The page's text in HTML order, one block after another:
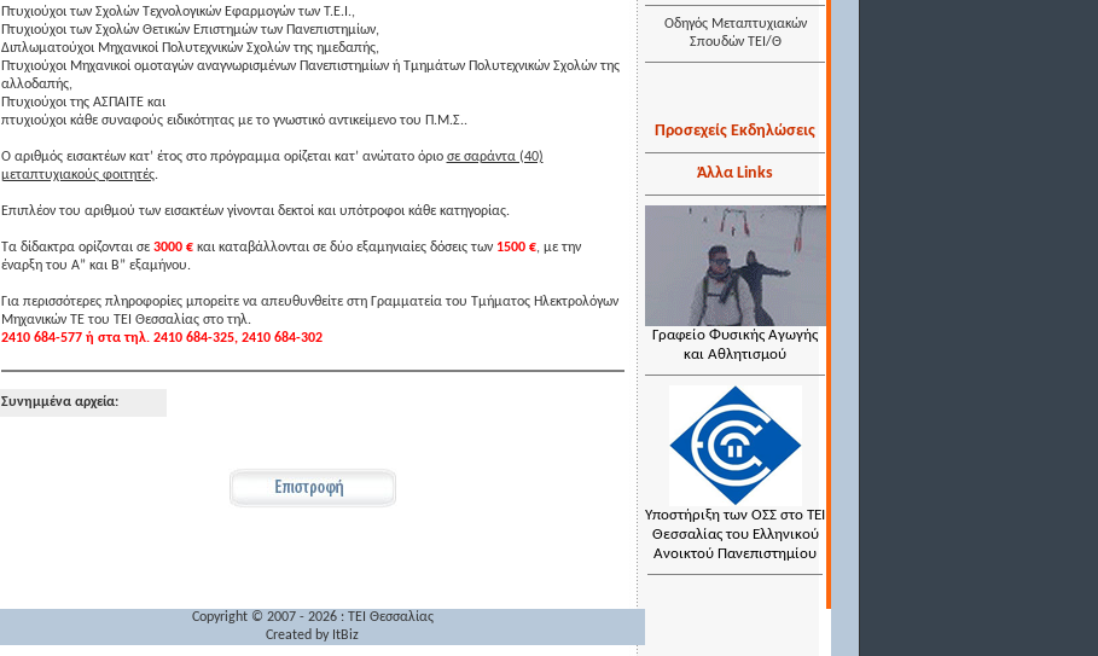
Πτυχιούχοι των Σχολών Τεχνολογικών Εφαρμογών των Τ.Ε.Ι.,
Πτυχιούχοι των Σχολών Θετικών Επιστημών των Πανεπιστημίων,
Διπλωματούχοι Μηχανικοί Πολυτεχνικών Σχολών της ημεδαπής,
Πτυχιούχοι Μηχανικοί ομοταγών αναγνωρισμένων Πανεπιστημίων ή Τμημάτων Πολυτεχνικών Σχολών της
αλλοδαπής,
Πτυχιούχοι της ΑΣΠΑΙΤΕ και
πτυχιούχοι κάθε συναφούς ειδικότητας με το γνωστικό αντικείμενο του Π.Μ.Σ..
Ο αριθμός εισακτέων κατ’ έτος στο πρόγραμμα ορίζεται κατ’ ανώτατο όριο σε σαράντα (40)
μεταπτυχιακούς φοιτητές.
Επιπλέον του αριθμού των εισακτέων γίνονται δεκτοί και υπότροφοι κάθε κατηγορίας.
Τα δίδακτρα ορίζονται σε 3000 €και καταβάλλονται σε δύο εξαμηνιαίες δόσεις των 1500 €, με την
έναρξη του Α” και Β” εξαμήνου.
Για περισσότερες πληροφορίες μπορείτε να απευθυνθείτε στη Γραμματεία του Τμήματος Ηλεκτρολόγων
Μηχανικών ΤΕ του ΤΕΙ Θεσσαλίας στο τηλ.
2410 684-577 ή στα τηλ. 2410 684-325, 2410 684-302
Συνημμένα αρχεία:
Οδηγός Μεταπτυχιακών
Σπουδών ΤΕΙ/Θ
Προσεχείς Εκδηλώσεις
Άλλα Links
Γραφείο Φυσικής Αγωγής
και Αθλητισμού
Υποστήριξη των ΟΣΣ στο ΤΕΙ
Θεσσαλίας του Ελληνικού
Ανοικτού Πανεπιστημίου
Copyright © 2007 - 2026 : TEI Θεσσαλίας
Created by ItBiz